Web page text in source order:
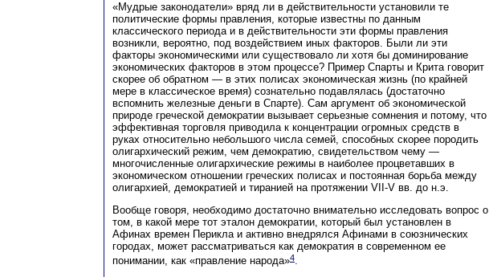
«Мудрые законодатели» вряд ли в действительности установили те
политические формы правления, которые известны по данным
классического периода и в действительности эти формы правления
возникли, вероятно, под воздействием иных факторов. Были ли эти
факторы экономическими или существовало ли хотя бы доминирование
экономических факторов в этом процессе? Пример Спарты и Крита говорит
скорее об обратном — в этих полисах экономическая жизнь (по крайней
мере в классическое время) сознательно подавлялась (достаточно
вспомнить железные деньги в Спарте). Сам аргумент об экономической
природе греческой демократии вызывает серьезные сомнения и потому, что
эффективная торговля приводила к концентрации огромных средств в
руках относительно небольшого числа семей, способных скорее породить
олигархический режим, чем демократию, свидетельством чему —
многочисленные олигархические режимы в наиболее процветавших в
экономическом отношении греческих полисах и постоянная борьба между
олигархией, демократией и тиранией на протяжении VII-V вв. до н.э.
Вообще говоря, необходимо достаточно внимательно исследовать вопрос о
том, в какой мере тот эталон демократии, который был установлен в
Афинах времен Перикла и активно внедрялся Афинами в союзнических
городах, может рассматриваться как демократия в современном ее
понимании, как «правление народа»4.